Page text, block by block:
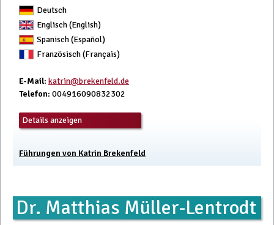
Deutsch
Englisch (English)
Spanisch (Español)
Französisch (Français)
E-Mail: katrin@brekenfeld.de
Telefon: 004916090832302
Details anzeigen
Führungen von Katrin Brekenfeld
Dr. Matthias Müller-Lentrodt